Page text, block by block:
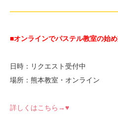
■オンラインでパステル教室の始
日時：リクエスト受付中
場所：熊本教室・オンライン
詳しくはこちら→♥